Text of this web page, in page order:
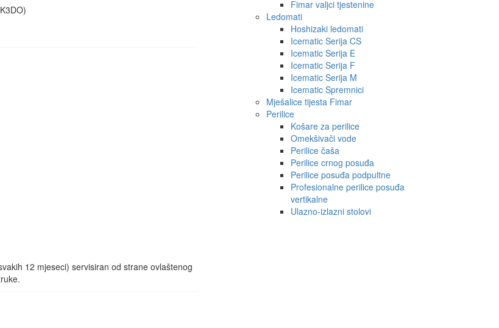
12 mjeseci) servisiran od strane ovlaštenog
Fimar valjci tjestenine
Ledomati
Hoshizaki ledomati
Icematic Serija CS
Icematic Serija E
Icematic Serija F
Icematic Serija M
Icematic Spremnici
Mješalice tijesta Fimar
Perilice
Košare za perilice
Omekšivači vode
Perilice čaša
Perilice crnog posuđa
Perilice posuđa podpultne
Profesionalne perilice posuđa
vertikalne
Ulazno-izlazni stolovi